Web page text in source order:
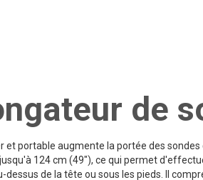
de
et portable augmente la portée des sondes
124 cm (49"), ce qui permet
dessus de la tête ou sous les pieds. Il